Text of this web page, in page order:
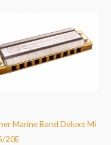
Marine Band Deluxe Mi
20E